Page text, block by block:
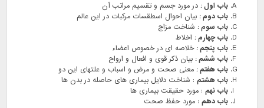
باب اول : در مورد جسم و تقسیم مراتب آن
باب دوم : بیان احوال اسطقسات مرکبات در این عالم
باب سوم : شناخت مزاج
باب چهارم : اخلاط
باب پنجم :خلاصه ای در خصوص اعضاء
باب ششم : بیان ذکر قوی و افعال و ارواح
باب هفتم : معنی صحت و مرض و اسباب و علتهای این دو
باب هشتم : شناخت دلایل بیماری های حاصله در بدن ها
باب نهم : مورد حقیقت بیماری ها
باب دهم : مورد حفظ صحت